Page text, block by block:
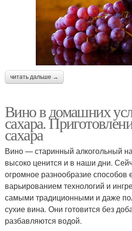
читать дальше →
Вино в домашних
сахара.
сахара
Вино — старинный алкогольный
высоко ценится и в наши дни.
огромное разнообразие способов
варьированием технологий и
самыми традиционными и даже
сухие вина. Они готовится без
разбавляются водой.